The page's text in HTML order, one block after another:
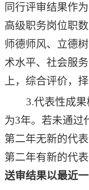
同行评审结果作
高级职务岗位职
师德师风、立德
术水平、社会服
上，综合评价，
3.代表性成果
为3年。若未通过
第二年无新的代
第二年有新的代
送审结果以最近